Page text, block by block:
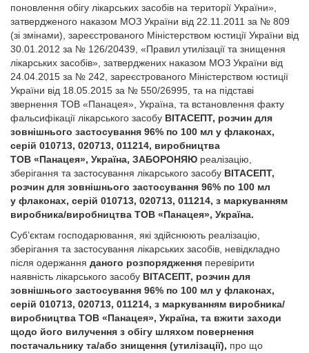
поновлення обігу лікарських засобів на території України»,
затвердженого наказом МОЗ України від 22.11.2011 за № 809
(зі змінами), зареєстрованого Міністерством юстиції України від
30.01.2012 за № 126/20439, «Правил утилізації та знищення
лікарських засобів», затверджених наказом МОЗ України від
24.04.2015 за № 242, зареєстрованого Міністерством юстиції
України від 18.05.2015 за № 550/26995, та на підставі
звернення ТОВ «Панацея», Україна, та встановлення факту
фальсифікації лікарського засобу ВІТАСЕПТ, розчин для
зовнішнього застосування 96% по 100 мл у флаконах,
серій 010713, 020713, 011214, виробництва
ТОВ «Панацея», Україна, ЗАБОРОНЯЮ реалізацію,
зберігання та застосування лікарського засобу ВІТАСЕПТ,
розчин для зовнішнього застосування 96% по 100 мл
у флаконах, серій 010713, 020713, 011214, з маркуванням
виробника/виробництва ТОВ «Панацея», Україна.
Суб’єктам господарювання, які здійснюють реалізацію,
зберігання та застосування лікарських засобів, невідкладно
після одержання даного розпорядження перевірити
наявність лікарського засобу ВІТАСЕПТ, розчин для
зовнішнього застосування 96% по 100 мл у флаконах,
серій 010713, 020713, 011214, з маркуванням виробника/
виробництва ТОВ «Панацея», Україна, та вжити заходи
щодо його вилучення з обігу шляхом повернення
постачальнику та/або знищення (утилізації), про що